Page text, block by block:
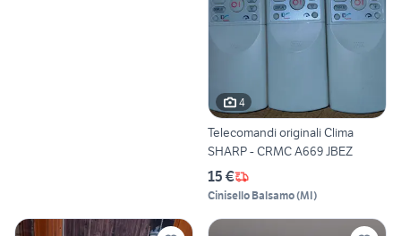
4
Telecomandi originali Clima
SHARP - CRMC A669 JBEZ
15 €
Cinisello Balsamo(MI)